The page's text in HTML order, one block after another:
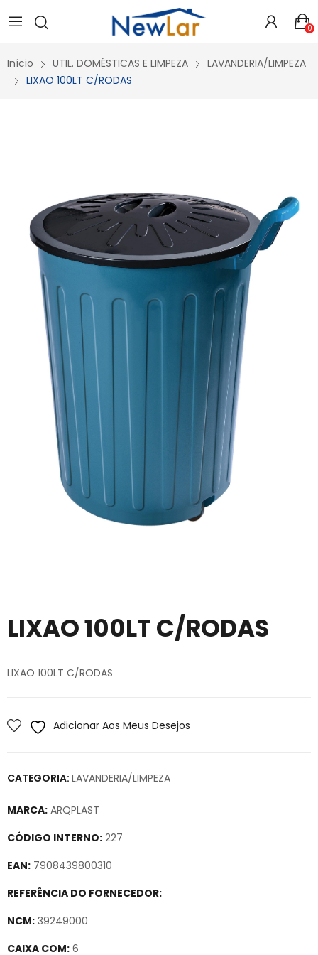
Secure crypto portfolio manager for desktops and mobile -
Visit Ledger Live
- easily manage, stake, and track assets. 0
Início UTIL. DOMÉSTICAS E LIMPEZA
LAVANDERIA/LIMPEZA
LIXAO 100LT C/RODAS
LIXAO 100LT C/RODAS
LIXAO 100LT C/RODAS
Adicionar Aos Meus Desejos
CATEGORIA: LAVANDERIA/LIMPEZA
MARCA: ARQPLAST
CÓDIGO INTERNO: 227
EAN: 7908439800310
REFERÊNCIA DO FORNECEDOR:
NCM: 39249000
CAIXA COM: 6